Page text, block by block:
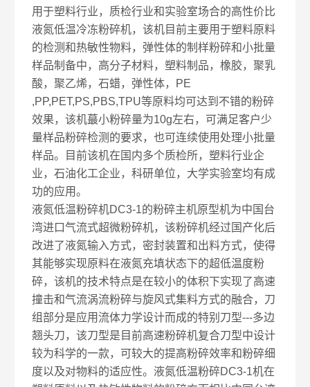
用于塑料行业，质检行业和实验室场合的高性价比
液氮低温冷冻粉碎机，该机目前主要用于塑料原料
的检测和热敏性物料，弹性体的制样粉碎和小批量
样品制备中，高分子材料，塑料制品，橡胶，聚乳
酸，聚乙烯，石蜡，弹性体，PE
,PP,PET,PS,PBS,TPU等原料均可达到不错的粉碎
效果，该机蕞小粉碎量为10g左右，可满足客户少
量样品粉碎检测的要求，也可连续使用处理小批量
样品。目前该机在国内多个质检所，塑料行业企
业，石油化工企业，科研单位，大学实验室均有成
功的应用。
液氮低温粉碎机DC3-1的粉碎主机原型机为中国台
湾进口气流式超微粉碎机，该粉碎机经过国产化后
改进了液氮输入方式，密封装置和出料方式，使得
其能够实现原料在液氮充填状态下的超低温度粉
碎，该机的技术特点是在较小的体积下实现了高速
撞击和气流涡流粉碎与旋风式集料方式的融合，刀
组部分是应用流体力学设计而成的特别刀型---多边
翘头刀，该刀型是目前高速粉碎机复合刀型中设计
较为科学的一款，可较大的提高粉碎效率和粉碎细
度以及对物料的适应性。液氮低温粉碎DC3-1机在